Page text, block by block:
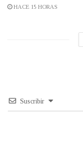
HACE 15 HORAS
Suscribir